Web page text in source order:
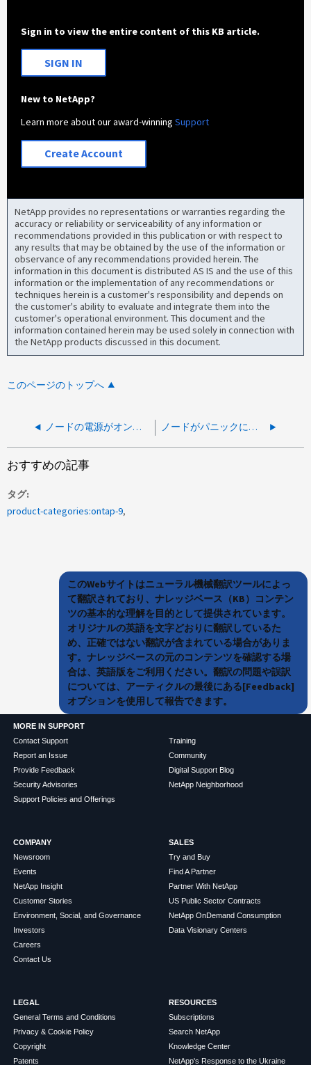
Sign in to view the entire content of this KB article.
SIGN IN
New to NetApp?
Learn more about our award-winningSupport
Create Account
NetApp provides no representations or warranties regarding the
accuracy or reliability or serviceability of any information or
recommendations provided in this publication or with respect to
any results that may be obtained by the use of the information or
observance of any recommendations provided herein. The
information in this document is distributed AS IS and the use of this
information or the implementation of any recommendations or
techniques herein is a customer's responsibility and depends on
the customer's ability to evaluate and integrate them into the
customer's operational environment. This document and the
information contained herein may be used solely in connection with
the NetApp products discussed in this document.
このページのトップへ
ノードの電源がオンにならない、ホストの電源がオフ ノードがパニックになり、「Device not found」というエラーで起動できません
おすすめの記事
タグ
product-categories:ontap-9
このWebサイトはニューラル機械翻訳ツールによっ
て翻訳されており、ナレッジベース（KB）コンテン
ツの基本的な理解を目的として提供されています。
オリジナルの英語を文字どおりに翻訳しているた
め、正確ではない翻訳が含まれている場合がありま
す。ナレッジベースの元のコンテンツを確認する場
合は、英語版をご利用ください。翻訳の問題や誤訳
については、アーティクルの最後にある[Feedback]
オプションを使用して報告できます。
MORE IN SUPPORT
Contact Support
Report an Issue
Provide Feedback
Security Advisories
Support Policies and Offerings
Training
Community
Digital Support Blog
NetApp Neighborhood
COMPANY
Newsroom
Events
NetApp Insight
Customer Stories
Environment, Social, and Governance
Investors
Careers
Contact Us
SALES
Try and Buy
Find A Partner
Partner With NetApp
US Public Sector Contracts
NetApp OnDemand Consumption
Data Visionary Centers
LEGAL
General Terms and Conditions
Privacy & Cookie Policy
Copyright
Patents
RESOURCES
Subscriptions
Search NetApp
Knowledge Center
NetApp's Response to the Ukraine